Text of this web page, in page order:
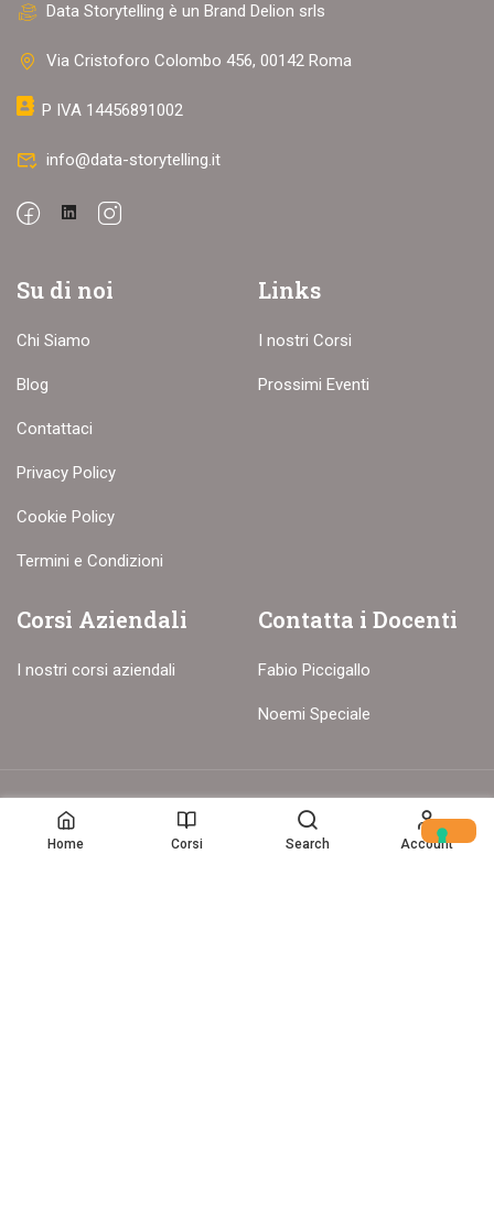
Data Storytelling è un Brand Delion srls
Via Cristoforo Colombo 456, 00142 Roma
P IVA 14456891002
info@data-storytelling.it
Su di noi
Chi Siamo
Blog
Contattaci
Privacy Policy
Cookie Policy
Termini e Condizioni
Links
I nostri Corsi
Prossimi Eventi
Corsi Aziendali
I nostri corsi aziendali
Contatta i Docenti
Fabio Piccigallo
Noemi Speciale
© Copyright – 2017-26 Delion srls – Tutti i diritti riservati
Home Corsi Search Account